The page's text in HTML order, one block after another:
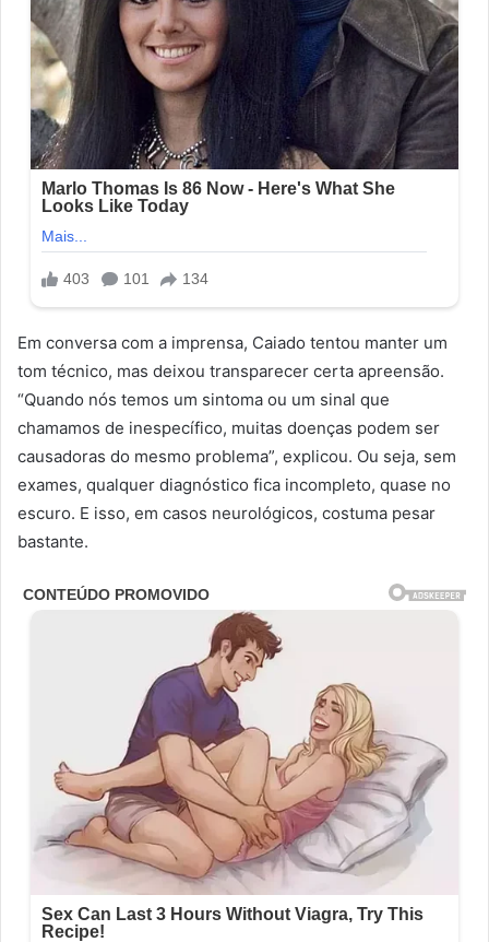
Em conversa com a imprensa, Caiado tentou manter um
tom técnico, mas deixou transparecer certa apreensão.
“Quando nós temos um sintoma ou um sinal que
chamamos de inespecífico, muitas doenças podem ser
causadoras do mesmo problema”, explicou. Ou seja, sem
exames, qualquer diagnóstico fica incompleto, quase no
escuro. E isso, em casos neurológicos, costuma pesar
bastante.